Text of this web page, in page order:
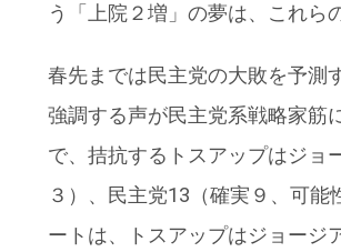
う「上院２増」の夢は、これら
春先までは民主党の大敗を予測
強調する声が民主党系戦略家筋
で、拮抗するトスアップはジョ
３）、民主党13（確実９、可
ートは、トスアップはジョージ